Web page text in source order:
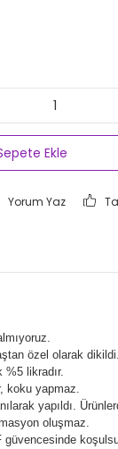
Ekle
Yorum Yaz
özel olarak dikildi.
%5 likradır.
koku yapmaz.
yapıldı.
oluşmaz.
güvencesinde